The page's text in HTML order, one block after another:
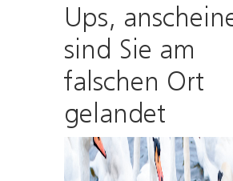
Ups,
sind Sie am
falschen Ort
gelandet